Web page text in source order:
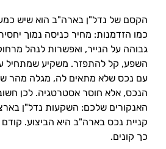
הקסם של נדל"ן בארה"ב הוא שיש
כמו הזדמנות: מחיר כניסה נמוך
גבוהה על הנייר, ואפשרות לנהל
השפע, קל להתפזר. משקיע שמתחיל
עם נכס שלא מתאים לה, מגלה מהר
הנכס, אלא חוסר אסטרטגיה. לכן
האנקורים שלכם: השקעות נדל"ן
קניית נכס בארה"ב היא הביצוע.
כך קונים.